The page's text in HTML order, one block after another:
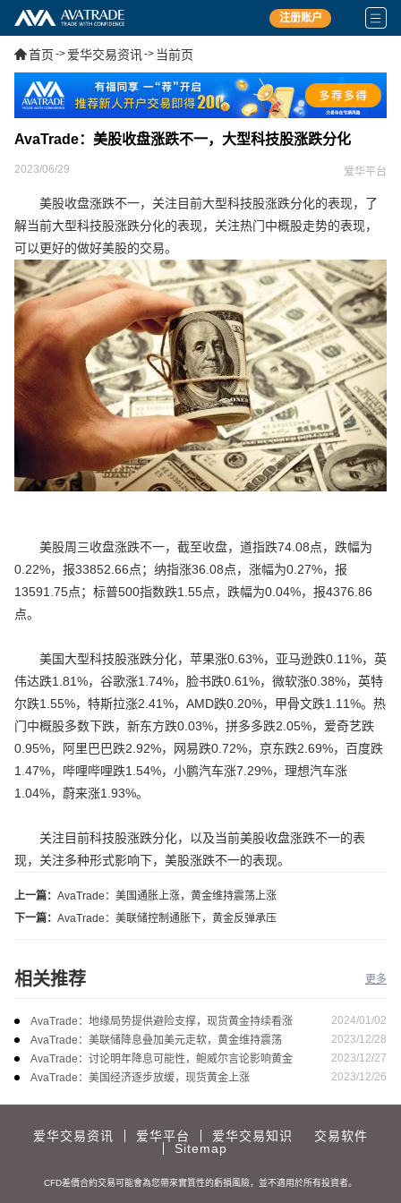
注册账户
首页 -> 爱华交易资讯 -> 当前页
AvaTrade：美股收盘涨跌不一，大型科技股涨跌分化
2023/06/29 爱华平台
美股收盘涨跌不一，关注目前大型科技股涨跌分化的表现，了
解当前大型科技股涨跌分化的表现，关注热门中概股走势的表现，
可以更好的做好美股的交易。
美股周三收盘涨跌不一，截至收盘，道指跌74.08点，跌幅为
0.22%，报33852.66点；纳指涨36.08点，涨幅为0.27%，报
13591.75点；标普500指数跌1.55点，跌幅为0.04%，报4376.86
点。
美国大型科技股涨跌分化，苹果涨0.63%，亚马逊跌0.11%，英
伟达跌1.81%，谷歌涨1.74%，脸书跌0.61%，微软涨0.38%，英特
尔跌1.55%，特斯拉涨2.41%，AMD跌0.20%，甲骨文跌1.11%。热
门中概股多数下跌，新东方跌0.03%，拼多多跌2.05%，爱奇艺跌
0.95%，阿里巴巴跌2.92%，网易跌0.72%，京东跌2.69%，百度跌
1.47%，哔哩哔哩跌1.54%，小鹏汽车涨7.29%，理想汽车涨
1.04%，蔚来涨1.93%。
关注目前科技股涨跌分化，以及当前美股收盘涨跌不一的表
现，关注多种形式影响下，美股涨跌不一的表现。
上一篇： AvaTrade：美国通胀上涨，黄金维持震荡上涨
下一篇： AvaTrade：美联储控制通胀下，黄金反弹承压
相关推荐 更多
AvaTrade：地缘局势提供避险支撑，现货黄金持续看涨
2024/01/02
AvaTrade：美联储降息叠加美元走软，黄金维持震荡
2023/12/28
AvaTrade：讨论明年降息可能性，鲍威尔言论影响黄金
2023/12/27
AvaTrade：美国经济逐步放缓，现货黄金上涨
2023/12/26
爱华交易资讯 爱华平台 爱华交易知识
交易软件
Sitemap
CFD差價合約交易可能會為您帶來實質性的虧損風險，並不適用於所有投資者。